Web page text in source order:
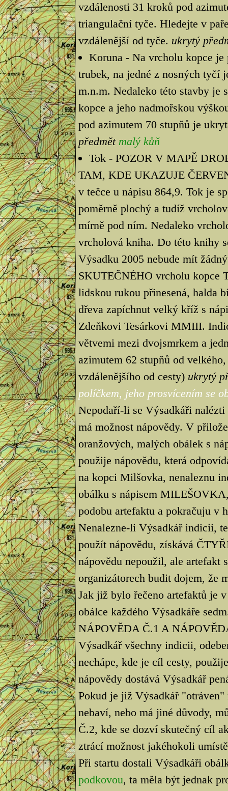
vzdálenosti 31 kroků pod
triangulační tyče. Hledejte v
vzdálenější od tyče. ukrytý
Koruna - Na vrcholu kopce je
trubek, na jedné z nosných tyčí
m.n.m. Nedaleko této stavby je
kopce a jeho nadmořskou
pod azimutem 70 stupňů je
předmět malý kůň
Tok - POZOR V MAPĚ
TAM, KDE UKAZUJE
v tečce u nápisu 864,9. Tok je
poměrně plochý a tudíž
mírně pod ním. Nedaleko
vrcholová kniha. Do této knihy
Výsadku 2005 nebude mít
SKUTEČNÉHO vrcholu kopce
lidskou rukou přinesená, halda
dřeva zapíchnut velký kříž s
Zdeňkovi Tesárkovi MMIII.
větvemi mezi dvojsmrkem a
azimutem 62 stupňů od
vzdálenějšího od cesty) ukrytý
políčkem, jeho prosvícením se
Nepodaří-li se Výsadkáři
má možnost nápovědy. V
oranžových, malých obálek s
použije nápovědu, která
na kopci Milšovka, nenaleznu
obálku s nápisem
podobu artefaktu a pokračuju v
Nenalezne-li Výsadkář indicii,
použít nápovědu, získává
nápovědu nepoužil, ale artefakt
organizátorech budit dojem, že
Jak již bylo řečeno artefaktů je
obálce každého Výsadkáře
NÁPOVĚDA Č.1 A
Výsadkář všechny indicii,
nechápe, kde je cíl cesty,
nápovědy dostává Výsadkář
Pokud je již Výsadkář "otráven"
nebaví, nebo má jiné důvody,
Č.2, kde se dozví skutečný cíl
ztrácí možnost jakéhokoli
Při startu dostali Výsadkáři
podkovou, ta měla být jednak